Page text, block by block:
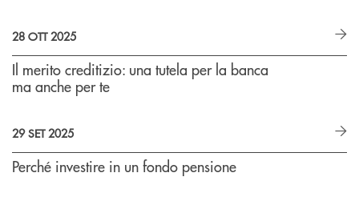
28 OTT 2025
Il merito creditizio: una tutela per la banca
ma anche per te
29 SET 2025
Perché investire in un fondo pensione